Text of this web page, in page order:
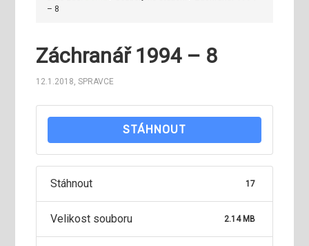
– 8
Záchranář 1994 – 8
12.1.2018,SPRAVCE
STÁHNOUT
Stáhnout 17
Velikost souboru 2.14 MB